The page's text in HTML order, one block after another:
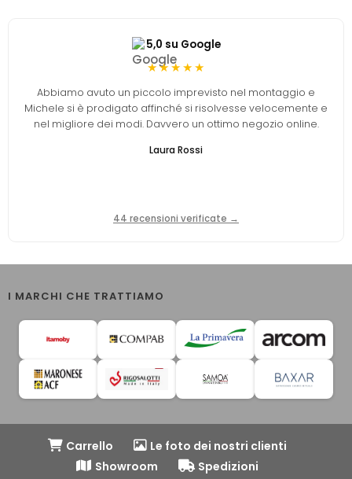
5,0 su Google
★★★★★
Abbiamo avuto un piccolo imprevisto nel montaggio e
Michele si è prodigato affinché si risolvesse velocemente e
nel migliore dei modi. Davvero un ottimo negozio online.
Laura Rossi
44 recensioni verificate →
I MARCHI CHE TRATTIAMO
Carrello
Le foto dei nostri clienti
Showroom
Spedizioni